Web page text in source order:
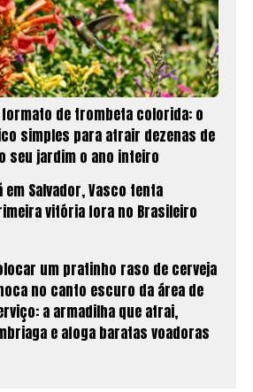
de trombeta colorida: o
simples para atrair dezenas de
seu jardim o ano inteiro
em Salvador, Vasco tenta
vitória fora no Brasileiro
um pratinho raso de cerveja
no canto escuro da área de
a armadilha que atrai,
e afoga baratas voadoras